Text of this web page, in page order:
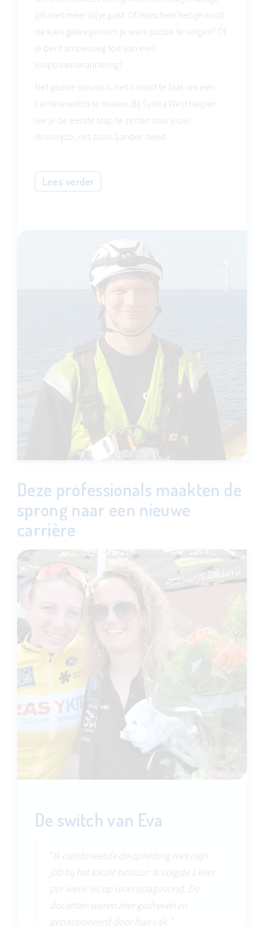
job niet meer bij je past. Of misschien heb je nooit
de kans gekregen om je ware passie te volgen? Of
je bent simpelweg toe aan een
loopbaanverandering?
Het goede nieuws is: het is nooit te laat om een
carrièreswitch te maken. Bij Syntra West helpen
we je de eerste stap te zetten naar jouw
droomjob, net zoals Sander deed.
Lees verder
Deze professionals maakten de
sprong naar een nieuwe
carrière
De switch van Eva
“Ik combineerde de opleiding met mijn
job bij het lokale bestuur. Ik volgde 1 keer
per week les op woensdagavond. De
docenten waren zeer gedreven en
gepassioneerd door hun vak. ”